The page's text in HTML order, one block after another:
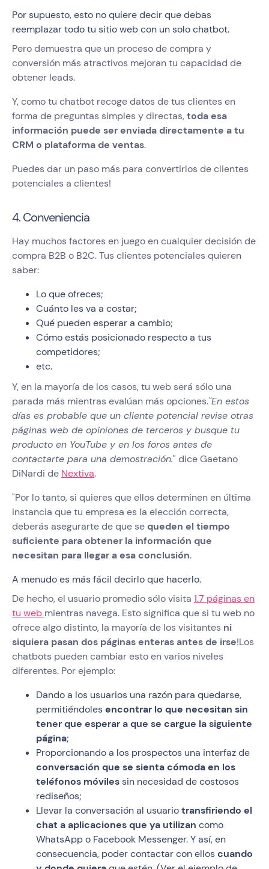
Por supuesto, esto no quiere decir que debas
reemplazar todo tu sitio web con un solo chatbot.
Pero demuestra que un proceso de compra y
conversión más atractivos mejoran tu capacidad de
obtener leads.
Y, como tu chatbot recoge datos de tus clientes en
forma de preguntas simples y directas, toda esa
información puede ser enviada directamente a tu
CRM o plataforma de ventas.
Puedes dar un paso más para convertirlos de clientes
potenciales a clientes!
4. Conveniencia
Hay muchos factores en juego en cualquier decisión de
compra B2B o B2C. Tus clientes potenciales quieren
saber:
Lo que ofreces;
Cuánto les va a costar;
Qué pueden esperar a cambio;
Cómo estás posicionado respecto a tus
competidores;
etc.
Y, en la mayoría de los casos, tu web será sólo una
parada más mientras evalúan más opciones."En estos
días es probable que un cliente potencial revise otras
páginas web de opiniones de terceros y busque tu
producto en YouTube y en los foros antes de
contactarte para una demostración." dice Gaetano
DiNardi de Nextiva.
"Por lo tanto, si quieres que ellos determinen en última
instancia que tu empresa es la elección correcta,
deberás asegurarte de que sequeden el tiempo
suficiente para obtener la información que
necesitan para llegar a esa conclusión.
A menudo es más fácil decirlo que hacerlo.
De hecho, el usuario promedio sólo visita 1.7 páginas en
tu web mientras navega. Esto significa que si tu web no
ofrece algo distinto, la mayoría de los visitantes ni
siquiera pasan dos páginas enteras antes de irse!Los
chatbots pueden cambiar esto en varios niveles
diferentes. Por ejemplo:
Dando a los usuarios una razón para quedarse,
permitiéndolesencontrar lo que necesitan sin
tener que esperar a que se cargue la siguiente
página;
Proporcionando a los prospectos una interfaz de
conversación que se sienta cómoda en los
teléfonos móvilessin necesidad de costosos
rediseños;
Llevar la conversación al usuariotransfiriendo el
chat a aplicaciones que ya utilizan como
WhatsApp o Facebook Messenger. Y así, en
consecuencia, poder contactar con elloscuando